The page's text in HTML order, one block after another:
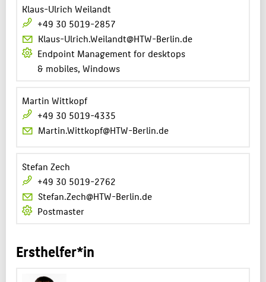
Klaus-Ulrich Weilandt
+49 30 5019-2857
Klaus-Ulrich.Weilandt@HTW-Berlin.de
Endpoint Management for desktops
& mobiles, Windows
Martin Wittkopf
+49 30 5019-4335
Martin.Wittkopf@HTW-Berlin.de
Stefan Zech
+49 30 5019-2762
Stefan.Zech@HTW-Berlin.de
Postmaster
Ersthelfer*in